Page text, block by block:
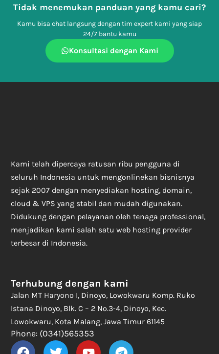
Tidak menemukan panduan yang kamu cari?
Kamu bisa chat langsung dengan tim expert kami yang siap
24/7 bantu kamu
Konsultasi dengan Kami
Kami telah dipercaya ratusan ribu pengguna di
seluruh Indonesia untuk mengonlinekan bisnisnya
sejak 2007 dengan menyediakan hosting, domain,
cloud & VPS yang stabil dan mudah digunakan.
Didukung dengan pelayanan oleh tenaga professional,
menjadikan kami salah satu web hosting provider
terbesar di Indonesia.
Terhubung dengan kami
Jalan MT Haryono I, Dinoyo, Lowokwaru Komp. Ruko
Istana Dinoyo, Blk. C – 2 No.3-4, Dinoyo, Kec.
Lowokwaru, Kota Malang, Jawa Timur 61145
Phone: (0341)565353